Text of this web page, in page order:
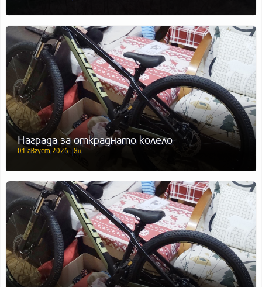
Награда за откраднато колело
01 август 2026 | Ян